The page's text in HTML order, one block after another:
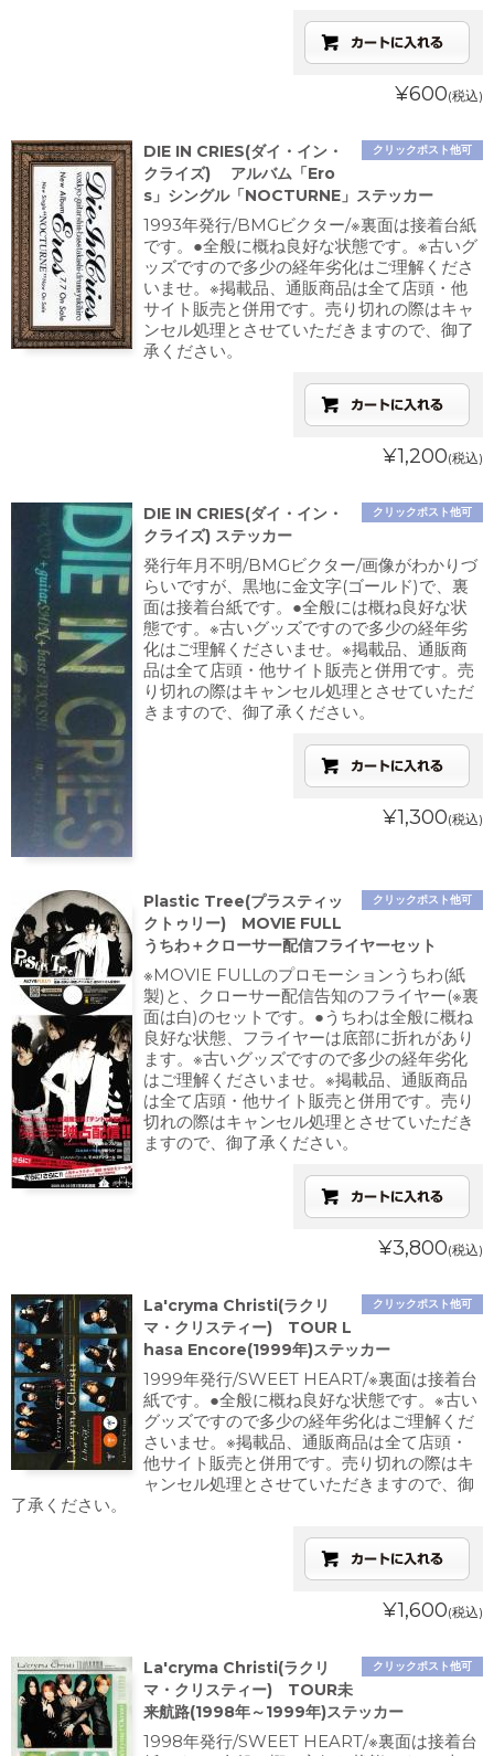
¥600(税込)
クリックポスト他可
DIE IN CRIES(ダイ・イン・
クライズ) アルバム「Ero
s」シングル「NOCTURNE」ステッカー
1993年発行/BMGビクター/※裏面は接着台紙
です。●全般に概ね良好な状態です。※古いグ
ッズですので多少の経年劣化はご理解くださ
いませ。※掲載品、通販商品は全て店頭・他
サイト販売と併用です。売り切れの際はキャ
ンセル処理とさせていただきますので、御了
承ください。
¥1,200(税込)
クリックポスト他可
DIE IN CRIES(ダイ・イン・
クライズ) ステッカー
発行年月不明/BMGビクター/画像がわかりづ
らいですが、黒地に金文字(ゴールド)で、裏
面は接着台紙です。●全般には概ね良好な状
態です。※古いグッズですので多少の経年劣
化はご理解くださいませ。※掲載品、通販商
品は全て店頭・他サイト販売と併用です。売
り切れの際はキャンセル処理とさせていただ
きますので、御了承ください。
¥1,300(税込)
クリックポスト他可
Plastic Tree(プラスティッ
クトゥリー) MOVIE FULL
うちわ＋クローサー配信フライヤーセット
※MOVIE FULLのプロモーションうちわ(紙
製)と、クローサー配信告知のフライヤー(※裏
面は白)のセットです。●うちわは全般に概ね
良好な状態、フライヤーは底部に折れがあり
ます。※古いグッズですので多少の経年劣化
はご理解くださいませ。※掲載品、通販商品
は全て店頭・他サイト販売と併用です。売り
切れの際はキャンセル処理とさせていただき
ますので、御了承ください。
¥3,800(税込)
クリックポスト他可
La'cryma Christi(ラクリ
マ・クリスティー) TOUR L
hasa Encore(1999年)ステッカー
1999年発行/SWEET HEART/※裏面は接着台
紙です。●全般に概ね良好な状態です。※古い
グッズですので多少の経年劣化はご理解くだ
さいませ。※掲載品、通販商品は全て店頭・
他サイト販売と併用です。売り切れの際はキ
ャンセル処理とさせていただきますので、御
了承ください。
¥1,600(税込)
クリックポスト他可
La'cryma Christi(ラクリ
マ・クリスティー) TOUR未
来航路(1998年～1999年)ステッカー
1998年発行/SWEET HEART/※裏面は接着台